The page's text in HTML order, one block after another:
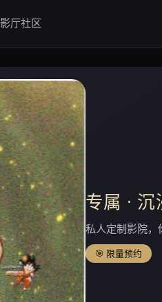
影厅社区
专属 · 沉
私人定制影院，
🎯 限量预约